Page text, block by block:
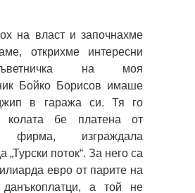
на власт и започнахме
открихме интересни
на моя
Бойко Борисов имаше
в гаража си. Тя го
колата бе платена от
фирма, изграждала
„Турски поток“. За него са
евро от парите на
данъкоплатци, а той не